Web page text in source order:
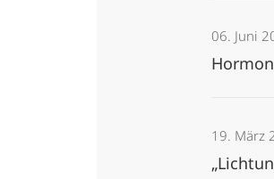
06. Juni
19. März